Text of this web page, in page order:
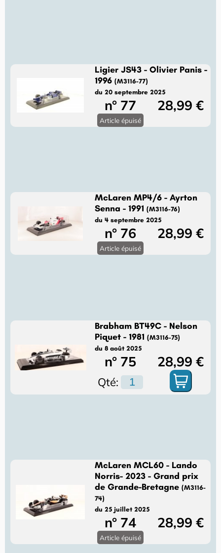
Ligier JS43 - Olivier Panis -
1996(M3116-77)
du 20 septembre 2025
n° 77 28,99 €
Article épuisé
McLaren MP4/6 - Ayrton
Senna - 1991(M3116-76)
du 4 septembre 2025
n° 76 28,99 €
Article épuisé
Brabham BT49C - Nelson
Piquet - 1981(M3116-75)
du 8 août 2025
n° 75 28,99 €
Qté:
McLaren MCL60 - Lando
Norris- 2023 - Grand prix
de Grande-Bretagne(M3116-
74)
du 25 juillet 2025
n° 74 28,99 €
Article épuisé